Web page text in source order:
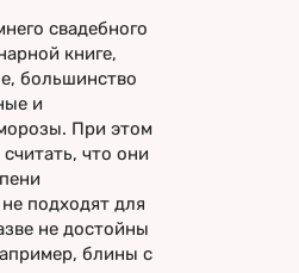
свадебного
книге,
большинство
и
При этом
что они
подходят для
не достойны
блины с